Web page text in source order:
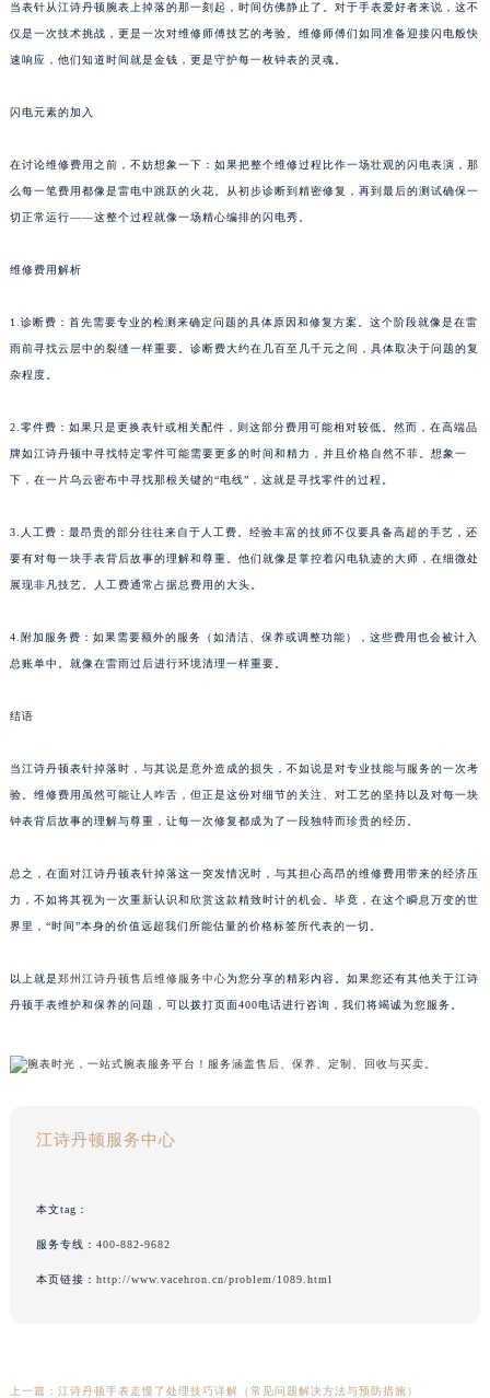
当表针从江诗丹顿腕表上掉落的那一刻起，时间仿佛静止了。对于手表爱好者来说，这不
仅是一次技术挑战，更是一次对维修师傅技艺的考验。维修师傅们如同准备迎接闪电般快
速响应，他们知道时间就是金钱，更是守护每一枚钟表的灵魂。
闪电元素的加入
在讨论维修费用之前，不妨想象一下：如果把整个维修过程比作一场壮观的闪电表演，那
么每一笔费用都像是雷电中跳跃的火花。从初步诊断到精密修复，再到最后的测试确保一
切正常运行——这整个过程就像一场精心编排的闪电秀。
维修费用解析
1.诊断费：首先需要专业的检测来确定问题的具体原因和修复方案。这个阶段就像是在雷
雨前寻找云层中的裂缝一样重要。诊断费大约在几百至几千元之间，具体取决于问题的复
杂程度。
2.零件费：如果只是更换表针或相关配件，则这部分费用可能相对较低。然而，在高端品
牌如江诗丹顿中寻找特定零件可能需要更多的时间和精力，并且价格自然不菲。想象一
下，在一片乌云密布中寻找那根关键的“电线”，这就是寻找零件的过程。
3.人工费：最昂贵的部分往往来自于人工费。经验丰富的技师不仅要具备高超的手艺，还
要有对每一块手表背后故事的理解和尊重。他们就像是掌控着闪电轨迹的大师，在细微处
展现非凡技艺。人工费通常占据总费用的大头。
4.附加服务费：如果需要额外的服务（如清洁、保养或调整功能），这些费用也会被计入
总账单中。就像在雷雨过后进行环境清理一样重要。
结语
当江诗丹顿表针掉落时，与其说是意外造成的损失，不如说是对专业技能与服务的一次考
验。维修费用虽然可能让人咋舌，但正是这份对细节的关注、对工艺的坚持以及对每一块
钟表背后故事的理解与尊重，让每一次修复都成为了一段独特而珍贵的经历。
总之，在面对江诗丹顿表针掉落这一突发情况时，与其担心高昂的维修费用带来的经济压
力，不如将其视为一次重新认识和欣赏这款精致时计的机会。毕竟，在这个瞬息万变的世
界里，“时间”本身的价值远超我们所能估量的价格标签所代表的一切。
以上就是郑州江诗丹顿售后维修服务中心为您分享的精彩内容。如果您还有其他关于江诗
丹顿手表维护和保养的问题，可以拨打页面400电话进行咨询，我们将竭诚为您服务。
江诗丹顿服务中心
本文tag：
服务专线： 400-882-9682
本页链接： http://www.vacehron.cn/problem/1089.html
上一篇： 江诗丹顿手表走慢了处理技巧详解（常见问题解决方法与预防措施）